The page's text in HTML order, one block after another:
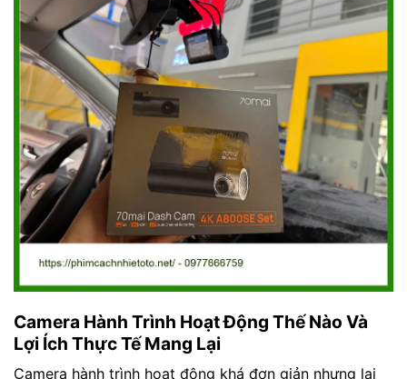
Camera Hành Trình Hoạt Động Thế Nào Và
Lợi Ích Thực Tế Mang Lại
Camera hành trình hoạt động khá đơn giản nhưng lại